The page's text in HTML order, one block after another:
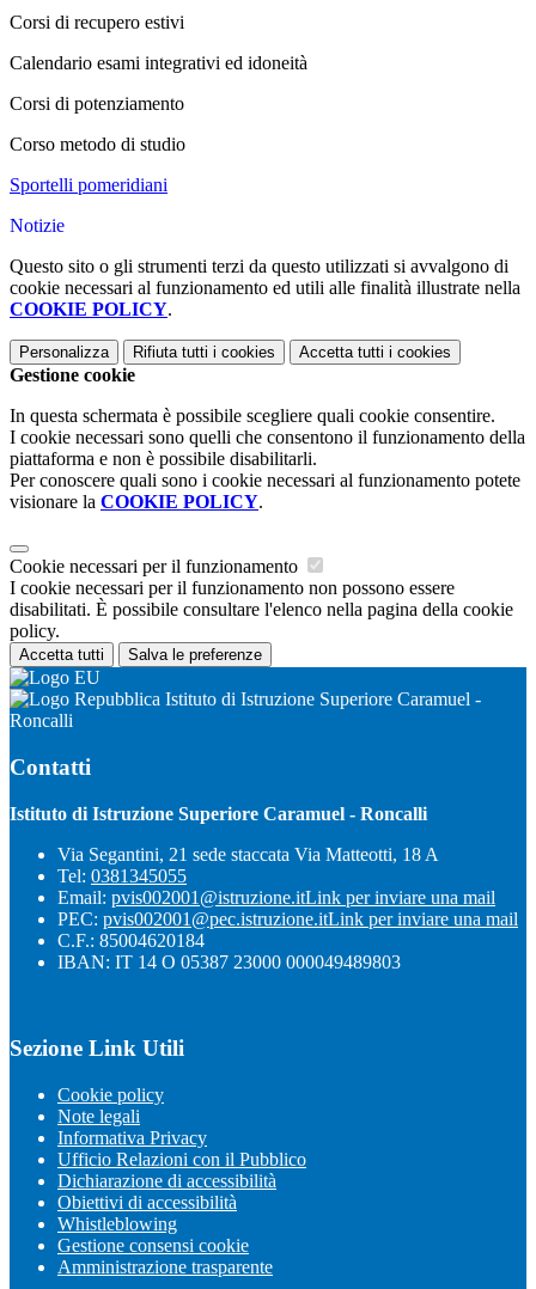
Corsi di recupero estivi
Calendario esami integrativi ed idoneità
Corsi di potenziamento
Corso metodo di studio
Sportelli pomeridiani
Notizie
Questo sito o gli strumenti terzi da questo utilizzati si avvalgono di
cookie necessari al funzionamento ed utili alle finalità illustrate nella
COOKIE POLICY.
Personalizza Rifiuta tutti i cookies Accetta tutti i cookies
Gestione cookie
In questa schermata è possibile scegliere quali cookie consentire.
I cookie necessari sono quelli che consentono il funzionamento della
piattaforma e non è possibile disabilitarli.
Per conoscere quali sono i cookie necessari al funzionamento potete
visionare la COOKIE POLICY.
Cookie necessari per il funzionamento
I cookie necessari per il funzionamento non possono essere
disabilitati. È possibile consultare l'elenco nella pagina della cookie
policy.
Accetta tutti Salva le preferenze
Istituto di Istruzione Superiore Caramuel -
Roncalli
Contatti
Istituto di Istruzione Superiore Caramuel - Roncalli
Via Segantini, 21 sede staccata Via Matteotti, 18 A
Tel: 0381345055
Email: pvis002001@istruzione.itLink per inviare una mail
PEC: pvis002001@pec.istruzione.itLink per inviare una mail
C.F.: 85004620184
IBAN: IT 14 O 05387 23000 000049489803
Sezione Link Utili
Cookie policy
Note legali
Informativa Privacy
Ufficio Relazioni con il Pubblico
Dichiarazione di accessibilità
Obiettivi di accessibilità
Whistleblowing
Gestione consensi cookie
Amministrazione trasparente